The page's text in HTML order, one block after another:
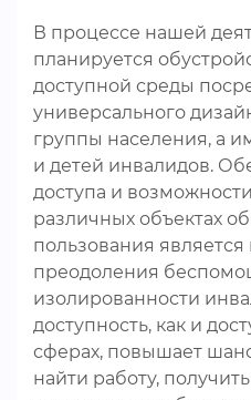
В процессе нашей
планируется
доступной среды
универсального
группы населения, а
и детей инвалидов.
доступа и
различных объектах
пользования
преодоления
изолированности
доступность, как и
сферах, повышает
найти работу,